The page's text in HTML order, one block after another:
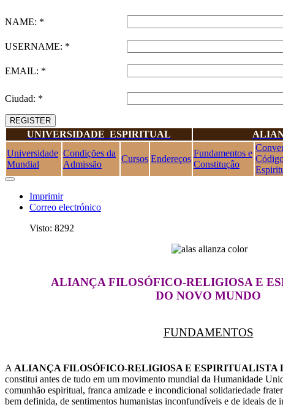
NAME: *
USERNAME: *
EMAIL: *
Ciudad: *
REGISTER
UNIVERSIDADE ESPIRITUAL
Universidade
Mundial
Condições da
Admissão
Cursos Endereços
Fundamentos e
Constituçâo
Imprimir
Correo electrónico
Visto: 8292
ALIANÇA FILOSÓFICO-RELIGIOSA E
DO NOVO MUNDO
FUNDAMENTOS
A ALIANÇA FILOSÓFICO-RELIGIOSA E ESPIRITUALISTA
constitui antes de tudo em um movimento mundial da Humanidade
comunhão espiritual, franca amizade e incondicional solidariedade
bem definida, de sentimentos humanistas inconfundíveis e de ideais de